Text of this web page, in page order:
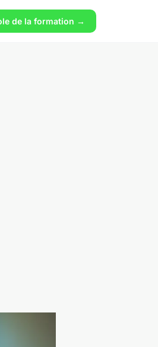
de la formation →